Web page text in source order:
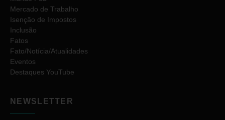
Mercado de Trabalho
Isenção de Impostos
Inclusão
Fatos
Fato/Notícia/Atualidades
Eventos
Destaques YouTube
NEWSLETTER